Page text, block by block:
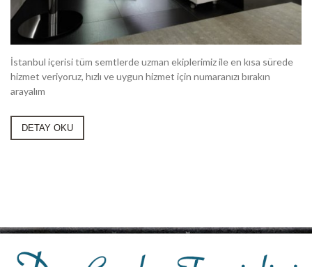
İstanbul içerisi tüm semtlerde uzman ekiplerimiz ile en kısa sürede
hizmet veriyoruz, hızlı ve uygun hizmet için numaranızı bırakın
arayalım
DETAY OKU